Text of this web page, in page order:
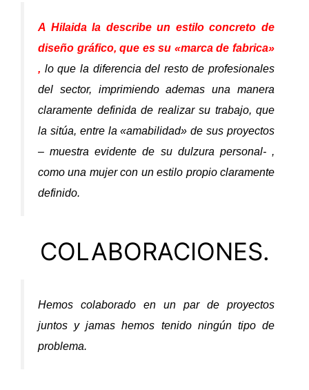
A Hilaida la describe un estilo concreto de
diseño gráfico, que es su «marca de fabrica»
, lo que la diferencia del resto de profesionales
del sector, imprimiendo ademas una manera
claramente definida de realizar su trabajo, que
la sitúa, entre la «amabilidad» de sus proyectos
– muestra evidente de su dulzura personal- ,
como una mujer con un estilo propio claramente
definido.
COLABORACIONES.
Hemos colaborado en un par de proyectos
juntos y jamas hemos tenido ningún tipo de
problema.